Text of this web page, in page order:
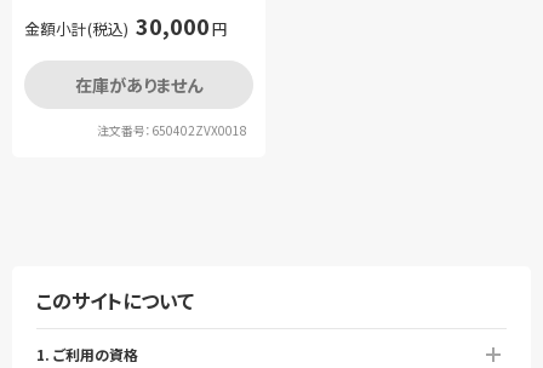
金額小計(税込) 30,000円
在庫がありません
注文番号：650402ZVX0018
このサイトについて
1. ご利用の資格